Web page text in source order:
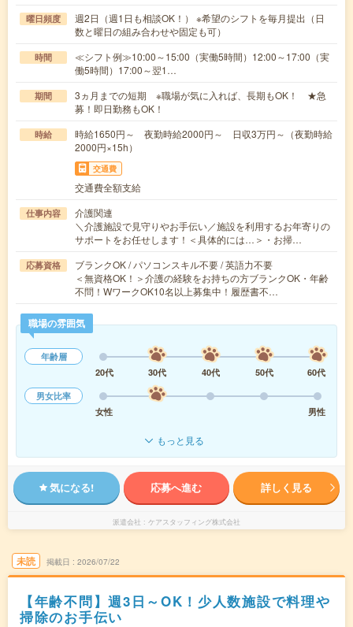
曜日頻度
週2日（週1日も相談OK！） ※希望のシフトを毎月提出（日
数と曜日の組み合わせや固定も可）
時間
≪シフト例≫10:00～15:00（実働5時間）12:00～17:00（実
働5時間）17:00～翌1…
期間
3ヵ月までの短期 ※職場が気に入れば、長期もOK！ ★急
募！即日勤務もOK！
時給
時給1650円～ 夜勤時給2000円～ 日収3万円～（夜勤時給
2000円×15h）
交通費
交通費全額支給
仕事内容
介護関連
＼介護施設で見守りやお手伝い／施設を利用するお年寄りの
サポートをお任せします！＜具体的には…＞・お掃…
応募資格
ブランクOK / パソコンスキル不要 / 英語力不要
＜無資格OK！＞介護の経験をお持ちの方ブランクOK・年齢
不問！WワークOK10名以上募集中！履歴書不…
職場の雰囲気
年齢層
20代
30代 40代 50代
60代
男女比率
女性
男性
もっと見る
気になる! 応募へ進む 詳しく見る
派遣会社 ケアスタッフィング株式会社
未読 掲載日 2026/07/22
【年齢不問】週3日～OK！少人数施設で料理や
掃除のお手伝い